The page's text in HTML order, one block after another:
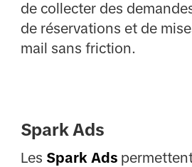
de collecter des
de réservations et de
mail sans friction.
Spark Ads
Les Spark Ads